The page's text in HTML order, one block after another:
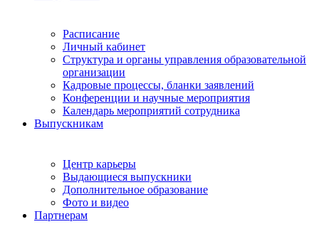
Расписание
Личный кабинет
Структура и органы управления образовательной
организации
Кадровые процессы, бланки заявлений
Конференции и научные мероприятия
Календарь мероприятий сотрудника
Выпускникам
Центр карьеры
Выдающиеся выпускники
Дополнительное образование
Фото и видео
Партнерам